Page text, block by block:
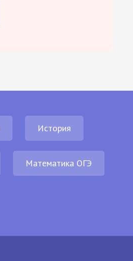
История
Математика ОГЭ